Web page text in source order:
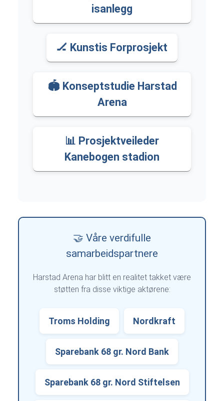
isanlegg
🏒 Kunstis Forprosjekt
🏟️ Konseptstudie Harstad
Arena
📊 Prosjektveileder
Kanebogen stadion
🤝 Våre verdifulle
samarbeidspartnere
Harstad Arena har blitt en realitet takket være
støtten fra disse viktige aktørene:
Troms Holding Nordkraft
Sparebank 68 gr. Nord Bank
Sparebank 68 gr. Nord Stiftelsen